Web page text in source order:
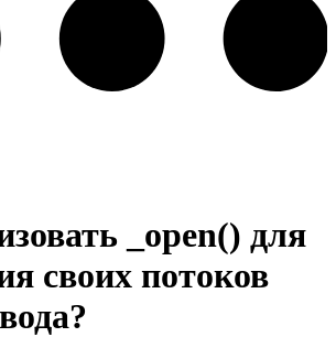
_open() для
своих потоков